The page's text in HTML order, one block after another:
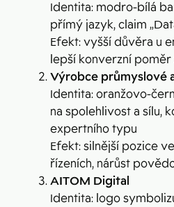
Identita: modro-bílá
přímý jazyk, claim
Efekt: vyšší důvěra u
lepší konverzní poměr
Výrobce průmyslové
Identita: oranžovo-
na spolehlivost a sílu,
expertního typu
Efekt: silnější pozice
řízeních, nárůst
AITOM Digital
Identita: logo